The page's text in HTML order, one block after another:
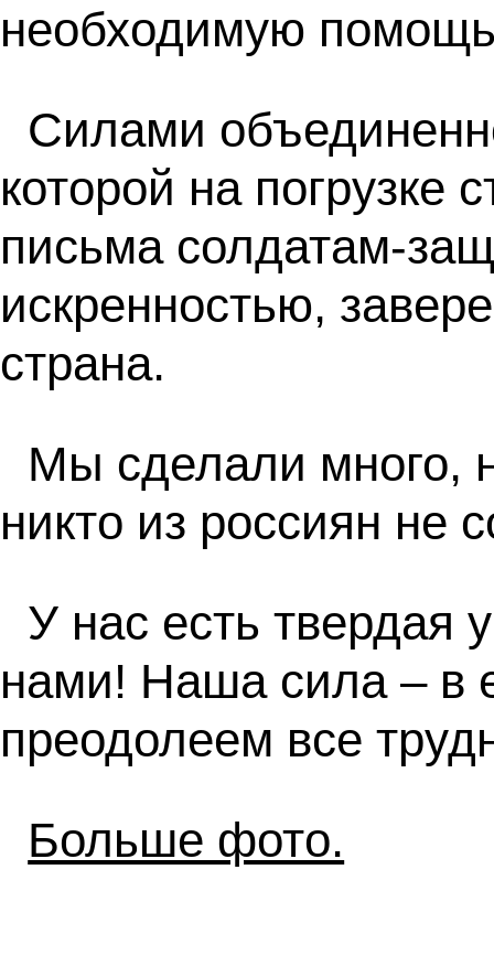
необходимую
Силами
которой на
письма солдатам-
искренностью,
страна.
Мы сделали много,
никто из россиян не
У нас есть твердая
нами! Наша сила – в
преодолеем все
Больше фото.